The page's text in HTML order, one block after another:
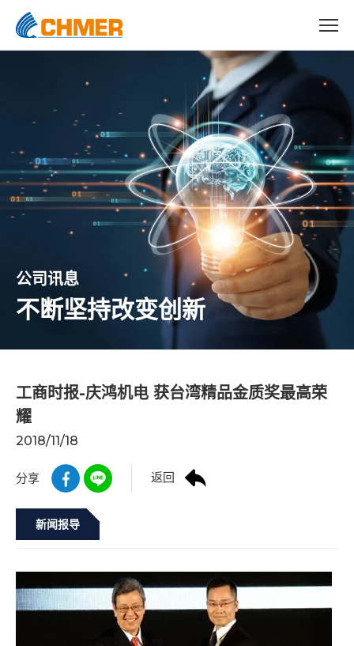
公司讯息
不断坚持改变创新
工商时报-庆鸿机电 获台湾精品金质奖最高荣
耀
2018/11/18
分享 返回
新闻报导